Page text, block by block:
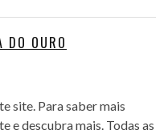
DO OURO
site. Para saber mais
e descubra mais. Todas as